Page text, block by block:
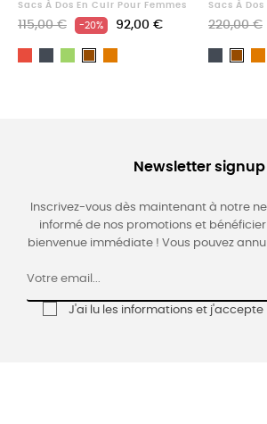
Sacs À Dos En Cuir Pour Femmes
115,00 € -20% 92,00 €
Sacs À
220,00 €
Newsletter signup
Inscrivez-vous dès maintenant à notre
informé de nos promotions et
bienvenue immédiate ! Vous pouvez
J'ai lu les informations et j'accepte